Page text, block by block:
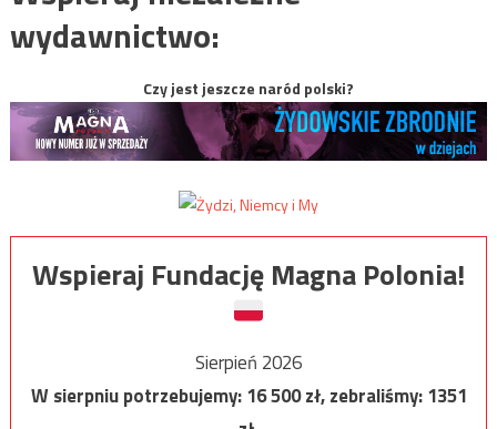
wydawnictwo:
Czy jest jeszcze naród polski?
Wspieraj Fundację Magna Polonia!
Sierpień 2026
W sierpniu potrzebujemy:16 500zł, zebraliśmy:1351